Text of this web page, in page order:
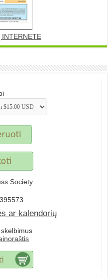
INTERNETE
Society
ar kalendorių